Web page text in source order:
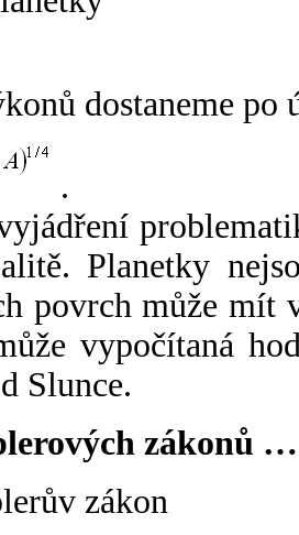
dostaneme po
.
Planetky
povrch může mít
vypočítaná
Slunce.
zákonů …
zákon